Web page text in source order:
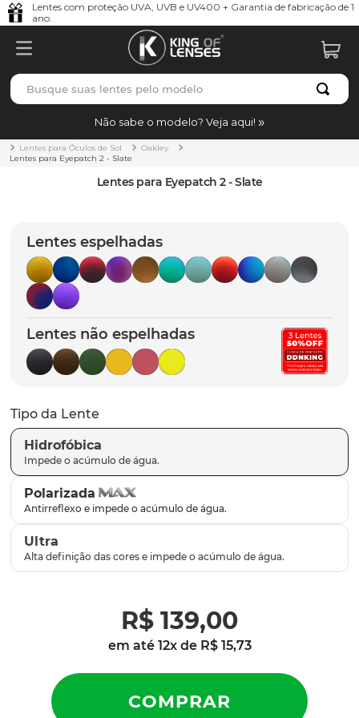
Lentes com proteção UVA, UVB e UV400 + Garantia de fabricação de 1
ano.
Busque suas lentes pelo modelo
Não sabe o modelo? Veja aqui!
Lentes para Óculos de Sol
Oakley
Lentes para Eyepatch 2 - Slate
Lentes para Eyepatch 2 - Slate
Lentes espelhadas
Lentes não espelhadas
Tipo da Lente
Hidrofóbica
Polarizada
Ultra
R$ 139,00
em até 12x de R$ 15,73
TERMOS MAIS BUSCADOS
1º borrachas
holbrook
5º chaves
6º t-shock
7º latch
8º gasket
9º parafusos